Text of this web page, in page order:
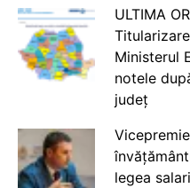
ULTIMA
Ministerul
notele
județ
legea